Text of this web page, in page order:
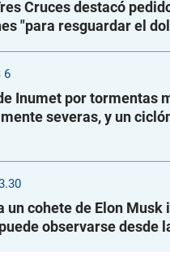
Cruces destacó
"para resguardar el
6
Inumet por tormentas
severas, y un
un cohete de Elon Musk
observarse desde